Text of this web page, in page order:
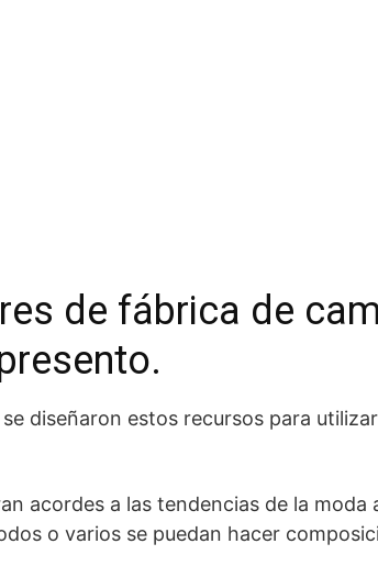
de fábrica de
diseñaron estos recursos para
acordes a las tendencias de la moda
o varios se puedan hacer